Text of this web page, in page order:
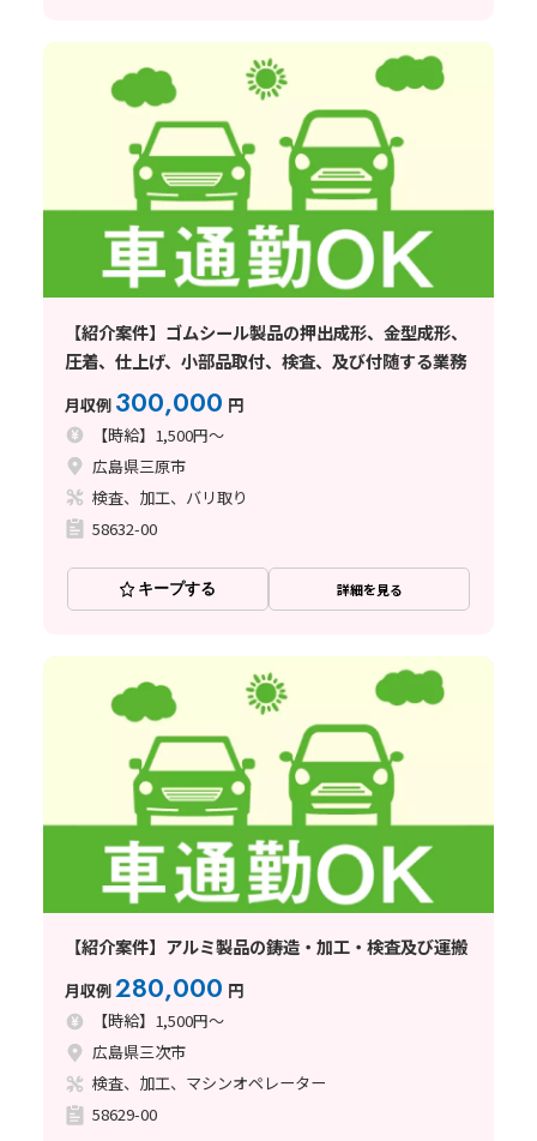
【紹介案件】ゴムシール製品の押出成形、金型成形、
圧着、仕上げ、小部品取付、検査、及び付随する業務
月収例 300,000 円
【時給】1,500円～
広島県三原市
検査、加工、バリ取り
58632-00
キープする 詳細を見る
【紹介案件】アルミ製品の鋳造・加工・検査及び運搬
月収例280,000 円
【時給】1,500円～
広島県三次市
検査、加工、マシンオペレーター
58629-00